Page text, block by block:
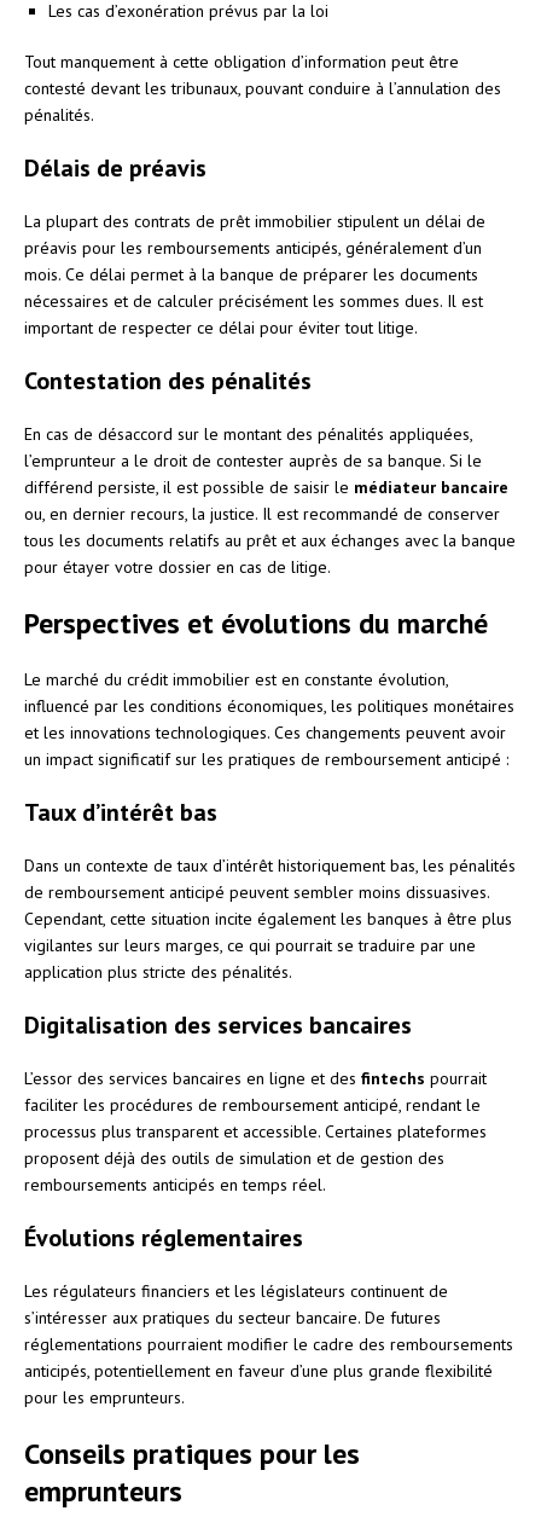
Les cas d’exonération prévus par la loi
Tout manquement à cette obligation d’information peut être
contesté devant les tribunaux, pouvant conduire à l’annulation des
pénalités.
Délais de préavis
La plupart des contrats de prêt immobilier stipulent un délai de
préavis pour les remboursements anticipés, généralement d’un
mois. Ce délai permet à la banque de préparer les documents
nécessaires et de calculer précisément les sommes dues. Il est
important de respecter ce délai pour éviter tout litige.
Contestation des pénalités
En cas de désaccord sur le montant des pénalités appliquées,
l’emprunteur a le droit de contester auprès de sa banque. Si le
différend persiste, il est possible de saisir le médiateur bancaire
ou, en dernier recours, la justice. Il est recommandé de conserver
tous les documents relatifs au prêt et aux échanges avec la banque
pour étayer votre dossier en cas de litige.
Perspectives et évolutions du marché
Le marché du crédit immobilier est en constante évolution,
influencé par les conditions économiques, les politiques monétaires
et les innovations technologiques. Ces changements peuvent avoir
un impact significatif sur les pratiques de remboursement anticipé :
Taux d’intérêt bas
Dans un contexte de taux d’intérêt historiquement bas, les pénalités
de remboursement anticipé peuvent sembler moins dissuasives.
Cependant, cette situation incite également les banques à être plus
vigilantes sur leurs marges, ce qui pourrait se traduire par une
application plus stricte des pénalités.
Digitalisation des services bancaires
L’essor des services bancaires en ligne et des fintechs pourrait
faciliter les procédures de remboursement anticipé, rendant le
processus plus transparent et accessible. Certaines plateformes
proposent déjà des outils de simulation et de gestion des
remboursements anticipés en temps réel.
Évolutions réglementaires
Les régulateurs financiers et les législateurs continuent de
s’intéresser aux pratiques du secteur bancaire. De futures
réglementations pourraient modifier le cadre des remboursements
anticipés, potentiellement en faveur d’une plus grande flexibilité
pour les emprunteurs.
Conseils pratiques pour les
emprunteurs